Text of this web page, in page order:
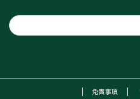
免責事項